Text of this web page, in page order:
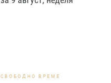
СВОБОДНО ВРЕМЕ